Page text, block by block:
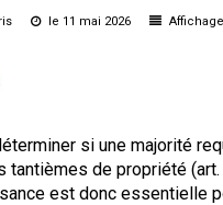
le 11 mai 2026
si une majorité
de propriété
est donc essentielle